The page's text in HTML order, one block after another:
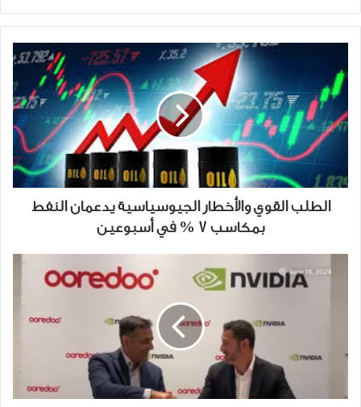
الطلب
القوي
والأخطار
الجيوسياسية
يدعمان
النفط
بمكاسب
7
فيالطلب القوي والأخطار الجيوسياسية يدعمان النفط
بمكاسب 7 % في أسبوعين
Ooredoo
تحضر
صناعة
للكويت